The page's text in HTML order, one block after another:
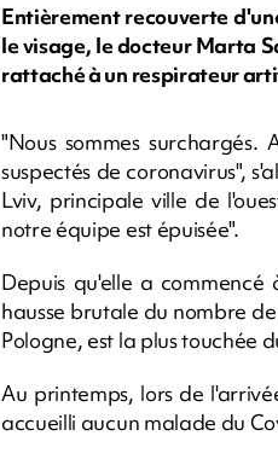
Entièrement recouverte
le visage, le docteur Marta
rattaché à un respirateur
"Nous sommes surchargés.
suspectés de coronavirus",
Lviv, principale ville de
notre équipe est épuisée".
Depuis qu'elle a
hausse brutale du nombre
Pologne, est la plus touchée
Au printemps, lors de
accueilli aucun malade du